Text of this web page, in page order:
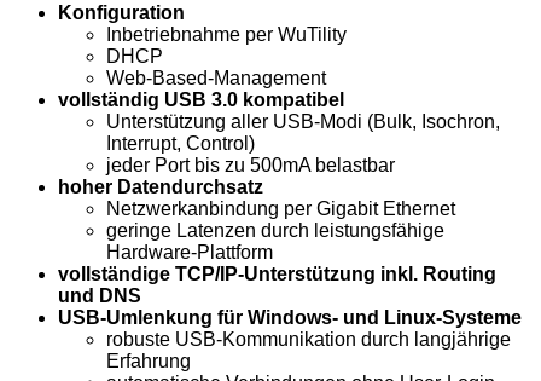
Konfiguration
Inbetriebnahme per WuTility
DHCP
Web-Based-Management
vollständig USB 3.0 kompatibel
Unterstützung aller USB-Modi (Bulk, Isochron,
Interrupt, Control)
jeder Port bis zu 500mA belastbar
hoher Datendurchsatz
Netzwerkanbindung per Gigabit Ethernet
geringe Latenzen durch leistungsfähige
Hardware-Plattform
vollständige TCP/IP-Unterstützung inkl. Routing
und DNS
USB-Umlenkung für Windows- und Linux-Systeme
robuste USB-Kommunikation durch langjährige
Erfahrung